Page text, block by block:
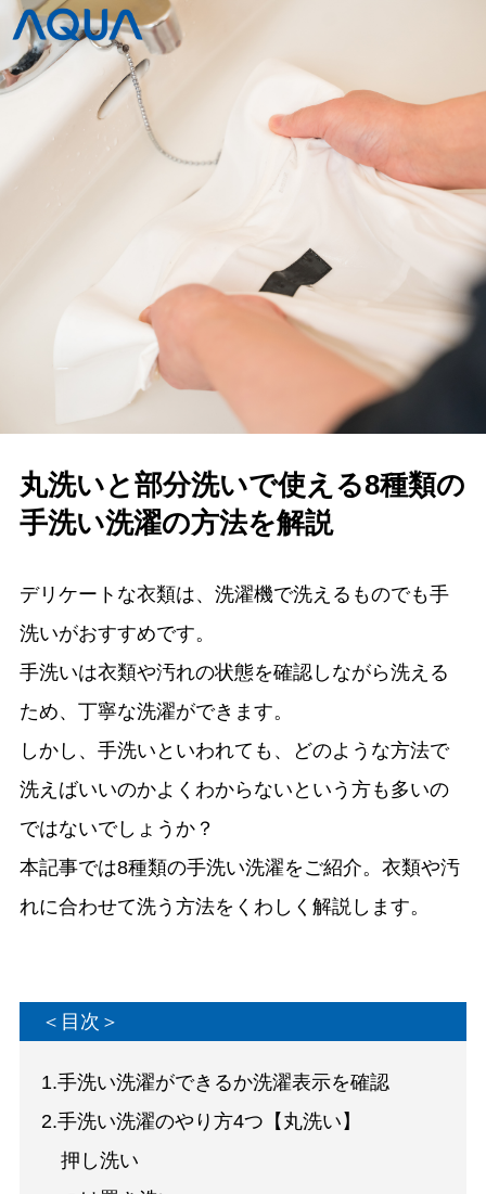
丸洗いと部分洗いで使える8種類の
手洗い洗濯の方法を解説
デリケートな衣類は、洗濯機で洗えるものでも手
洗いがおすすめです。
手洗いは衣類や汚れの状態を確認しながら洗える
ため、丁寧な洗濯ができます。
しかし、手洗いといわれても、どのような方法で
洗えばいいのかよくわからないという方も多いの
ではないでしょうか？
本記事では8種類の手洗い洗濯をご紹介。衣類や汚
れに合わせて洗う方法をくわしく解説します。
＜目次＞
1.手洗い洗濯ができるか洗濯表示を確認
2.手洗い洗濯のやり方4つ【丸洗い】
押し洗い